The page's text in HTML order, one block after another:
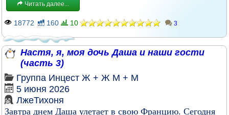
Читать далее...
18772 160 10 3
Настя, я, моя дочь Даша и наши гости
(часть 3)
Группа Инцест Ж + Ж М + М
5 июня 2026
ЛжеТихоня
Завтра днем Даша улетает в свою Францию. Сегодня